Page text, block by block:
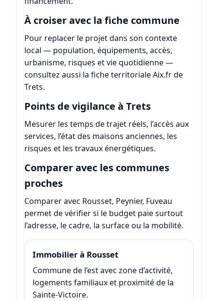
À croiser avec la fiche commune
Pour replacer le projet dans son contexte
local — population, équipements, accès,
urbanisme, risques et vie quotidienne —
consultez aussi la fiche territorialeAix.fr de
Trets.
Points de vigilance à Trets
Mesurer les temps de trajet réels, l’accès aux
services, l’état des maisons anciennes, les
risques et les travaux énergétiques.
Comparer avec les communes
proches
Comparer avec Rousset, Peynier, Fuveau
permet de vérifier si le budget paie surtout
l’adresse, le cadre, la surface ou la mobilité.
Immobilier à Rousset
Commune de l’est avec zone d’activité,
logements familiaux et proximité de la
Sainte-Victoire.